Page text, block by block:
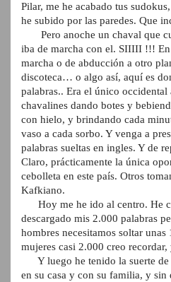
Pilar, me he acabado tus
he subido por las paredes. Que
Pero anoche un chaval que
iba de marcha con el. SIIIII !!!
marcha o de abducción a otro
discoteca… o algo así, aquí es
palabras.. Era el único
chavalines dando botes y
con hielo, y brindando cada
vaso a cada sorbo. Y venga a
palabras sueltas en ingles. Y de
Claro, prácticamente la única
cebolleta en este país. Otros
Kafkiano.
Hoy me he ido al centro. He
descargado mis 2.000 palabras
hombres necesitamos soltar
mujeres casi 2.000 creo
Y luego he tenido la suerte de
en su casa y con su familia, y sin